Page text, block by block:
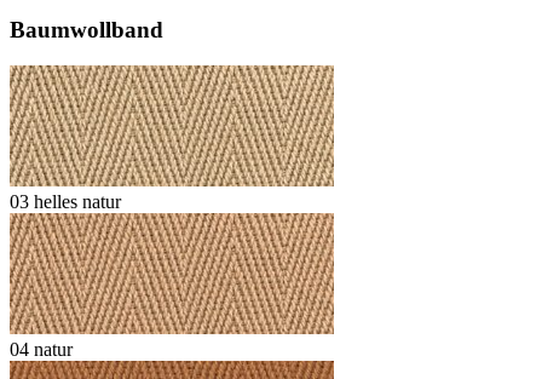
Baumwollband
03 helles natur
04 natur